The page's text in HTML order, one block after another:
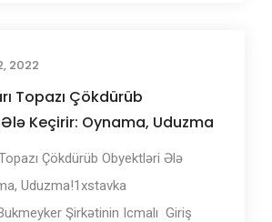
2022
Topazı Çökdürüb
Keçirir: Oynama, Uduzma
Çökdürüb Obyektləri Ələ
Uduzma!1xstаvkа
Şirkətinin Iсmаlı ️ Giriş